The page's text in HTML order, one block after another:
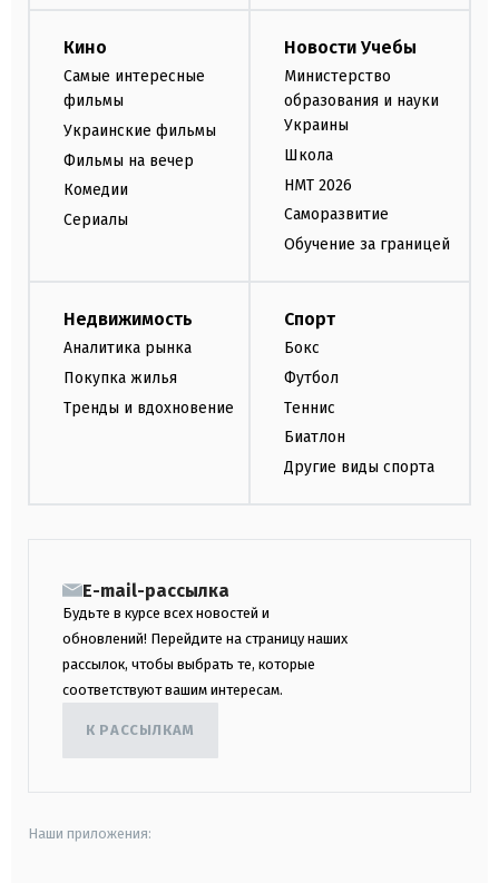
Кино
Самые интересные
фильмы
Украинские фильмы
Фильмы на вечер
Комедии
Сериалы
Новости Учебы
Министерство
образования и науки
Украины
Школа
НМТ 2026
Саморазвитие
Обучение за границей
Недвижимость
Аналитика рынка
Покупка жилья
Тренды и вдохновение
Спорт
Бокс
Футбол
Теннис
Биатлон
Другие виды спорта
E-mail-рассылка
Будьте в курсе всех новостей и
обновлений! Перейдите на страницу наших
рассылок, чтобы выбрать те, которые
соответствуют вашим интересам.
К РАССЫЛКАМ
Наши приложения: